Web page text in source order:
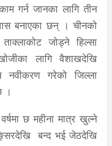
गर्न जानका लागि तीन
बनाएका छन् । चीनको
जोड्ने हिल्सा
लागि वैशाखदेखि
नवीकरण गरेको जिल्ला
।
छ महीना मात्र खुल्ने
बन्द भई जेठदेखि